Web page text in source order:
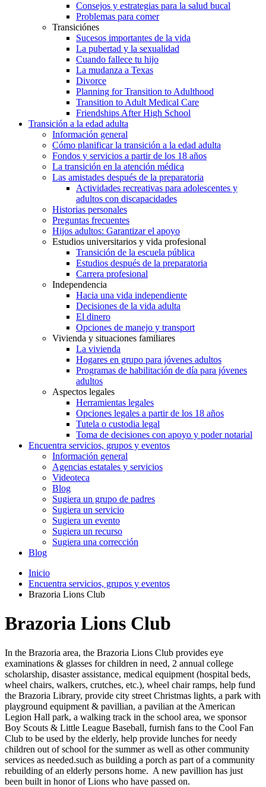
Consejos y estrategias para la salud bucal
Problemas para comer
Transiciónes
Sucesos importantes de la vida
La pubertad y la sexualidad
Cuando fallece tu hijo
La mudanza a Texas
Divorce
Planning for Transition to Adulthood
Transition to Adult Medical Care
Friendships After High School
Transición a la edad adulta
Información general
Cómo planificar la transición a la edad adulta
Fondos y servicios a partir de los 18 años
La transición en la atención médica
Las amistades después de la preparatoria
Actividades recreativas para adolescentes y
adultos con discapacidades
Historias personales
Preguntas frecuentes
Hijos adultos: Garantizar el apoyo
Estudios universitarios y vida profesional
Transición de la escuela pública
Estudios después de la preparatoria
Carrera profesional
Independencia
Hacia una vida independiente
Decisiones de la vida adulta
El dinero
Opciones de manejo y transport
Vivienda y situaciones familiares
La vivienda
Hogares en grupo para jóvenes adultos
Programas de habilitación de día para jóvenes
adultos
Aspectos legales
Herramientas legales
Opciones legales a partir de los 18 años
Tutela o custodia legal
Toma de decisiones con apoyo y poder notarial
Encuentra servicios, grupos y eventos
Información general
Agencias estatales y servicios
Videoteca
Blog
Sugiera un grupo de padres
Sugiera un servicio
Sugiera un evento
Sugiera un recurso
Sugiera una corrección
Blog
Inicio
Encuentra servicios, grupos y eventos
Brazoria Lions Club
Brazoria Lions Club
In the Brazoria area, the Brazoria Lions Club provides eye
examinations & glasses for children in need, 2 annual college
scholarship, disaster assistance, medical equipment (hospital beds,
wheel chairs, walkers, crutches, etc.), wheel chair ramps, help fund
the Brazoria Library, provide city street Christmas lights, a park with
playground equipment & pavillian, a pavilian at the American
Legion Hall park, a walking track in the school area, we sponsor
Boy Scouts & Little League Baseball, furnish fans to the Cool Fan
Club to be used by the elderly, help provide lunches for needy
children out of school for the summer as well as other community
services as needed.such as building a porch as part of a community
rebuilding of an elderly persons home. A new pavillion has just
been built in honor of Lions who have passed on.